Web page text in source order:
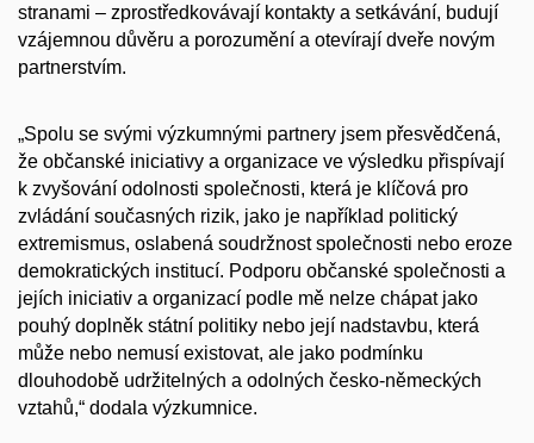
stranami – zprostředkovávají kontakty a setkávání, budují
vzájemnou důvěru a porozumění a otevírají dveře novým
partnerstvím.
„Spolu se svými výzkumnými partnery jsem přesvědčená,
že občanské iniciativy a organizace ve výsledku přispívají
k zvyšování odolnosti společnosti, která je klíčová pro
zvládání současných rizik, jako je například politický
extremismus, oslabená soudržnost společnosti nebo eroze
demokratických institucí. Podporu občanské společnosti a
jejích iniciativ a organizací podle mě nelze chápat jako
pouhý doplněk státní politiky nebo její nadstavbu, která
může nebo nemusí existovat, ale jako podmínku
dlouhodobě udržitelných a odolných česko-německých
vztahů,“ dodala výzkumnice.